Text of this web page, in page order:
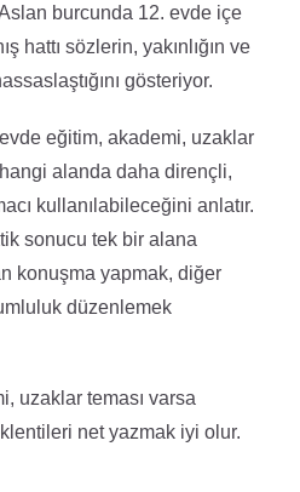
burcunda 12. evde içe
hattı sözlerin, yakınlığın ve
gösteriyor.
eğitim, akademi, uzaklar
alanda daha dirençli,
kullanılabileceğini anlatır.
sonucu tek bir alana
konuşma yapmak, diğer
düzenlemek
uzaklar teması varsa
net yazmak iyi olur.